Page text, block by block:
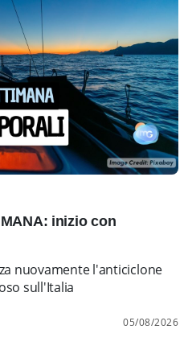
inizio con
nuovamente l'anticiclone
sull'Italia
05/08/2026